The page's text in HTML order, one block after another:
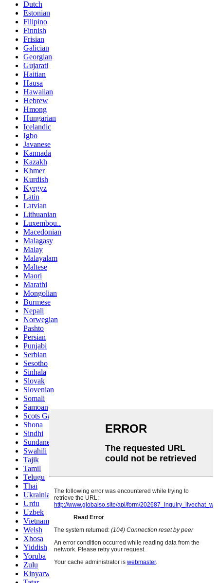
Dutch
Estonian
Filipino
Finnish
Frisian
Galician
Georgian
Gujarati
Haitian
Hausa
Hawaiian
Hebrew
Hmong
Hungarian
Icelandic
Igbo
Javanese
Kannada
Kazakh
Khmer
Kurdish
Kyrgyz
Latin
Latvian
Lithuanian
Luxembou..
Macedonian
Malagasy
Malay
Malayalam
Maltese
Maori
Marathi
Mongolian
Burmese
Nepali
Norwegian
Pashto
Persian
Punjabi
Serbian
Sesotho
Sinhala
Slovak
Slovenian
Somali
Samoan
Scots Gaelic
Shona
Sindhi
Sundanese
Swahili
Tajik
Tamil
Telugu
Thai
Ukrainian
Urdu
Uzbek
Vietnamese
Welsh
Xhosa
Yiddish
Yoruba
Zulu
Kinyarwanda